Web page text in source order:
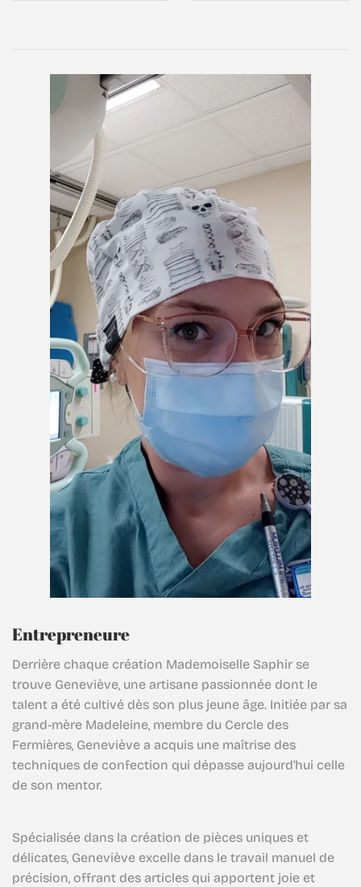
Entrepreneure
Derrière chaque création Mademoiselle Saphir se
trouve Geneviève, une artisane passionnée dont le
talent a été cultivé dès son plus jeune âge. Initiée par sa
grand-mère Madeleine, membre du Cercle des
Fermières, Geneviève a acquis une maîtrise des
techniques de confection qui dépasse aujourd'hui celle
de son mentor.
Spécialisée dans la création de pièces uniques et
délicates, Geneviève excelle dans le travail manuel de
précision, offrant des articles qui apportent joie et